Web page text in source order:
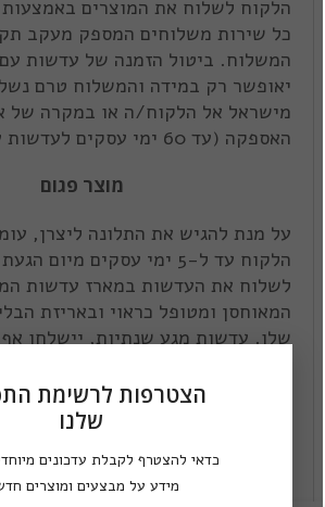
הלקוח לשלוח את המוצרים באמצעות
כל שירות משלוחים המספק מעקב
המשלוח. ביטול הזמנה של עדשות עם
יאופשר רק במידה והמשלוח טרם
מישראל אל הלקוח/ה או במקרה של
האספקה (עד 60 ימי עסקים לעדשות עם תיקון ראיה).
מוצר פגום
על מנת להגיש את התלונה ליצרן,
הלקוח עד ל-5 ימי עסקים
לשלוח את העדשות במארז עדשות
המאוחסן ומטופל כראוי ובאריזת
שלו. עדשות מגע שנתיות, יישלחו
אל החבילה יש לצרף צילום של
ומכתב המפרט את מהות התלונה.
תלונות לגבי עדשות מגע מיובשות,
הצטרפות לרשימת
שלנו
כדאי להצטרף לקבלת עדכונים
מידע על מבצעים ומוצרים